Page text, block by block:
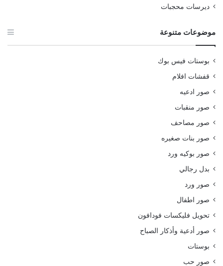
ديرسات محجبات
موضوعات متنوعة
بوستات فيس بوك
قفشات افلام
صور ادعيه
صور منقبات
صور مصاحف
صور بنات صغيره
صور بوكيه ورد
بدل رجالي
صور ورد
صور اطفال
تحويل فليكسات فودافون
صور أدعية وأذكار الصباح
بوستات
صور حب